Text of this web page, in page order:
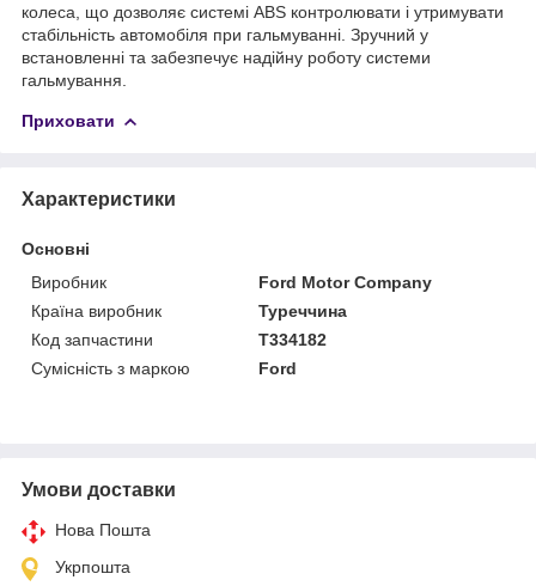
колеса, що дозволяє системі ABS контролювати і утримувати
стабільність автомобіля при гальмуванні. Зручний у
встановленні та забезпечує надійну роботу системи
гальмування.
Приховати
Характеристики
Основні
Виробник
Ford Motor Company
Країна виробник
Туреччина
Код запчастини
T334182
Сумісність з маркою
Ford
Умови доставки
Нова Пошта
Укрпошта